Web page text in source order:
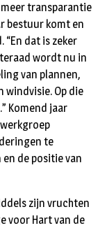
transparantie
bestuur komt en
dat is zeker
wordt nu in
van plannen,
windvisie. Op die
Komend jaar
te
de positie van
zijn vruchten
voor Hart van de